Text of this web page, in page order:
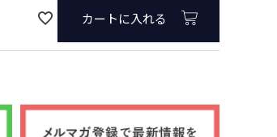
カートに入れる